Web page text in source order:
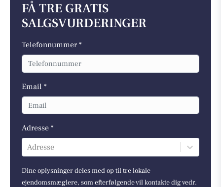
FÅ TRE GRATIS
SALGSVURDERINGER
Telefonnummer *
Email *
Adresse *
Adresse
Dine oplysninger deles med op til tre lokale
ejendomsmæglere, som efterfølgende vil kontakte dig vedr.